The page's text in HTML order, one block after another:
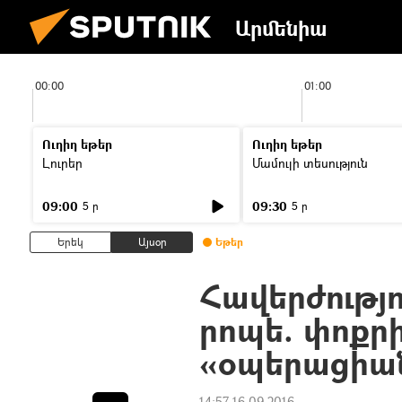
Արմենիա
00:00 01:00
Ուղիղ եթեր
Լուրեր
09:00 5 ր
Ուղիղ եթեր
Մամուլի տեսություն
09:30 5 ր
Երեկ Այսօր Եթեր
րոպե.